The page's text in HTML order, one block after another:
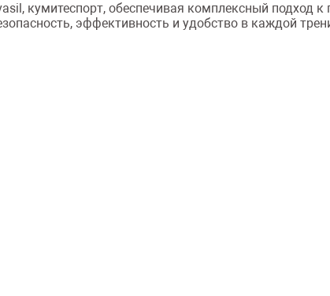
кумитеспорт, обеспечивая комплексный подход
эффективность и удобство в каждой